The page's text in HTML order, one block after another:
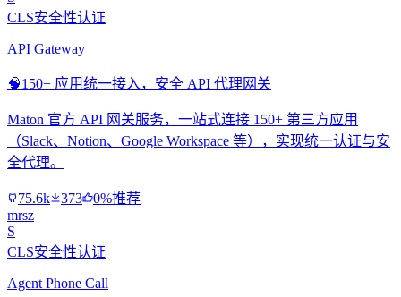
CLS安全性认证
API Gateway
🧠150+ 应用统一接入，安全 API 代理网关
Maton 官方 API 网关服务，一站式连接 150+ 第三方应用
（Slack、Notion、Google Workspace 等），实现统一认证与安
全代理。
75.6k 373
0%推荐
mrsz
S
CLS安全性认证
Agent Phone Call